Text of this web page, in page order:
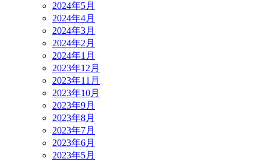
2024年5月
2024年4月
2024年3月
2024年2月
2024年1月
2023年12月
2023年11月
2023年10月
2023年9月
2023年8月
2023年7月
2023年6月
2023年5月